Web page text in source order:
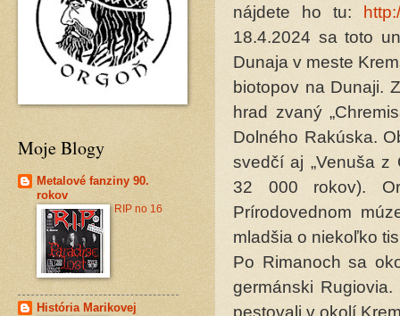
nájdete ho tu:
18.4.2024 sa toto
Dunaja v meste
biotopov na Dunaji.
hrad zvaný
Dolného Rakúska.
svedčí aj „Venuša z
32 000 rokov).
Prírodovednom
mladšia o niekoľko
Po Rimanoch sa
germánski
Moje Blogy
Metalové fanziny 90.
rokov
RIP no 16
História Marikovej